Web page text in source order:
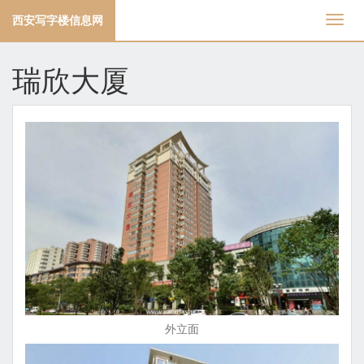
切
换
西安写字楼信息网
瑞欣大厦
外立面